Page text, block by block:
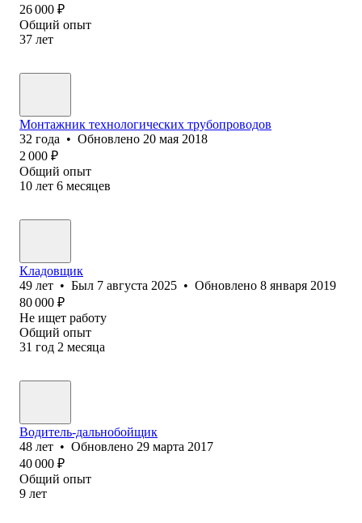
26 000 ₽
Общий опыт
37 лет
Монтажник технологических трубопроводов
32 года • Обновлено 20 мая 2018
2 000 ₽
Общий опыт
10 лет 6 месяцев
Кладовщик
49 лет • Был 7 августа 2025 • Обновлено 8 января 2019
80 000 ₽
Не ищет работу
Общий опыт
31 год 2 месяца
Водитель-дальнобойщик
48 лет • Обновлено 29 марта 2017
40 000 ₽
Общий опыт
9 лет